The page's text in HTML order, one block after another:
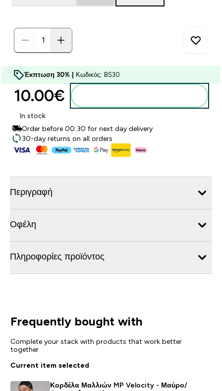
Έκπτωση 30% | Κωδικός: BS30
10.00€‎
In stock
Order before 00:30 for next day delivery
30-day returns on all orders
Περιγραφή
Οφέλη
Πληροφορίες προϊόντος
Frequently bought with
Complete your stack with products that work better
together
Current item selected
Κορδέλα Μαλλιών MP Velocity - Μαύρο/